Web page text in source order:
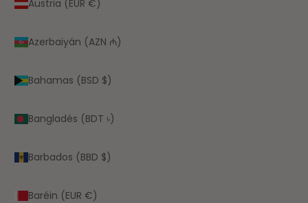
Austria (EUR €)
Azerbaiyán (AZN ₼)
Bahamas (BSD $)
Bangladés (BDT ৳)
Barbados (BBD $)
Baréin (EUR €)